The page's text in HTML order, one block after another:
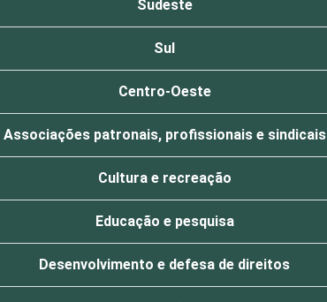
Sudeste
Sul
Centro-Oeste
Associações patronais, profissionais e sindicais
Cultura e recreação
Educação e pesquisa
Desenvolvimento e defesa de direitos